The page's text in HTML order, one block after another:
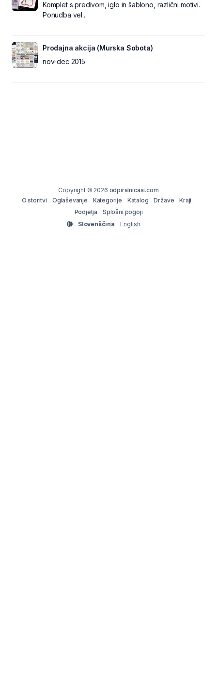
Komplet s predivom, iglo in šablono, različni motivi.
Ponudba vel...
Prodajna akcija (Murska Sobota)
nov-dec 2015
Copyright © 2026 odpiralnicasi.com
O storitvi
Oglaševanje Kategorije Katalog Države
Kraji
Podjetja
Splošni pogoji
Slovenščina
English